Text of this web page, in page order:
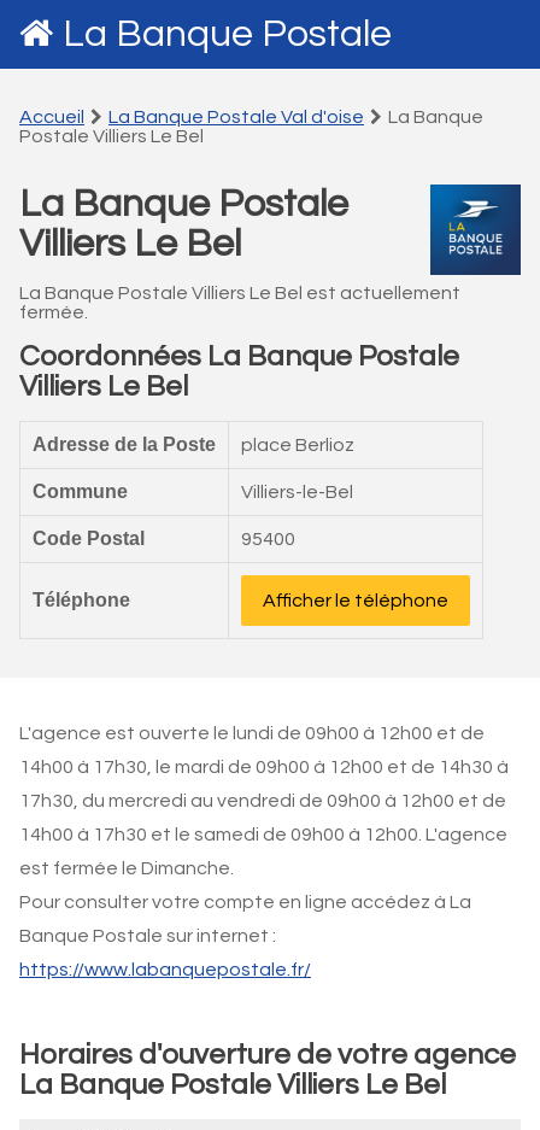
La Banque Postale
Accueil La Banque Postale Val d'oise
La Banque
Postale Villiers Le Bel
La Banque Postale
Villiers Le Bel
La Banque Postale Villiers Le Bel est actuellement
fermée.
Coordonnées La Banque Postale
Villiers Le Bel
Adresse de la Poste place Berlioz
Commune Villiers-le-Bel
Code Postal 95400
Téléphone Afficher le téléphone
L'agence est ouverte le lundi de 09h00 à 12h00 et de
14h00 à 17h30, le mardi de 09h00 à 12h00 et de 14h30 à
17h30, du mercredi au vendredi de 09h00 à 12h00 et de
14h00 à 17h30 et le samedi de 09h00 à 12h00. L'agence
est fermée le Dimanche.
Pour consulter votre compte en ligne accédez à La
Banque Postale sur internet :
https://www.labanquepostale.fr/
Horaires d'ouverture de votre agence
La Banque Postale Villiers Le Bel